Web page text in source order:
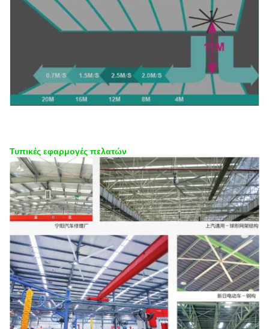
Τυπικές εφαρμογές πελατών